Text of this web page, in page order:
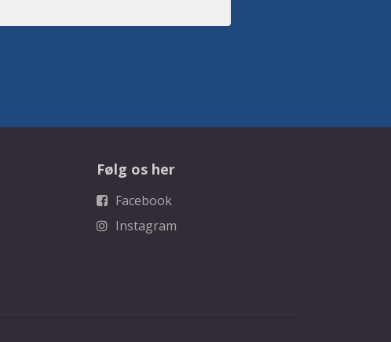
Følg os her
Facebook
Instagram